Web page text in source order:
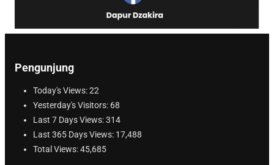
Pengunjung
Today's Views:22
Yesterday's Visitors: 68
Last 7 Days Views:314
Last 365 Days Views: 17,488
Total Views:45,685